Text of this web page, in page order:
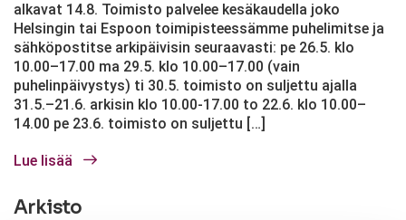
alkavat 14.8. Toimisto palvelee kesäkaudella joko
Helsingin tai Espoon toimipisteessämme puhelimitse ja
sähköpostitse arkipäivisin seuraavasti: pe 26.5. klo
10.00–17.00 ma 29.5. klo 10.00–17.00 (vain
puhelinpäivystys) ti 30.5. toimisto on suljettu ajalla
31.5.–21.6. arkisin klo 10.00-17.00 to 22.6. klo 10.00–
14.00 pe 23.6. toimisto on suljettu […]
Lue lisää
Arkisto